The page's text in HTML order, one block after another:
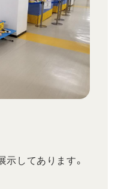
示してあります。